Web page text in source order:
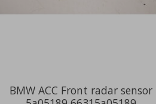
BMW ACC Front radar sensor